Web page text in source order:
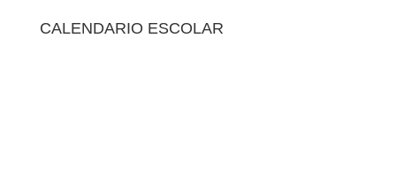
CALENDARIO ESCOLAR